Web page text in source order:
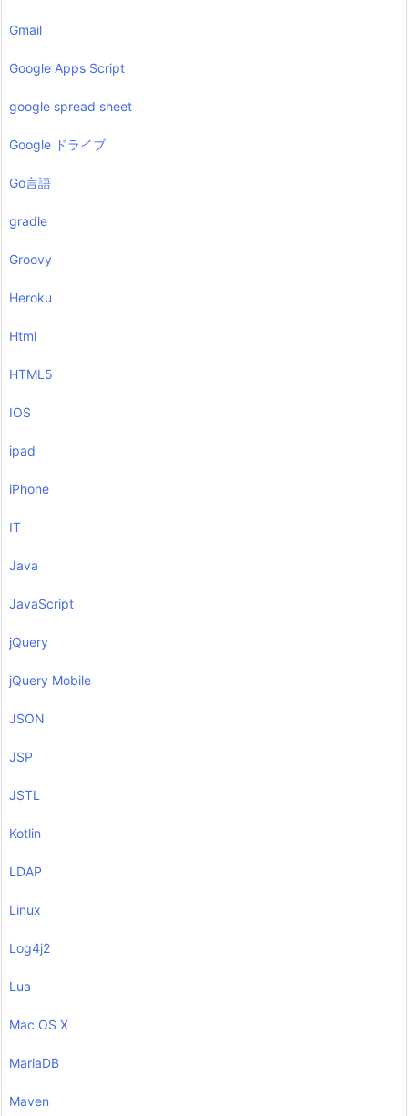
Gmail
Google Apps Script
google spread sheet
Google ドライブ
Go言語
gradle
Groovy
Heroku
Html
HTML5
IOS
ipad
iPhone
IT
Java
JavaScript
jQuery
jQuery Mobile
JSON
JSP
JSTL
Kotlin
LDAP
Linux
Log4j2
Lua
Mac OS X
MariaDB
Maven